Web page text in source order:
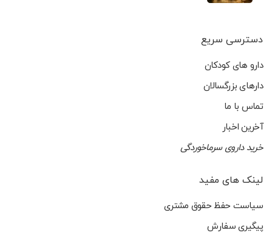
دسترسی سریع
دارو های کودکان
دارهای بزرگسالان
تماس با ما
آخرین اخبار
خرید داروی سرماخوردگی
لینک های مفید
سیاست حفظ حقوق مشتری
پیگیری سفارش